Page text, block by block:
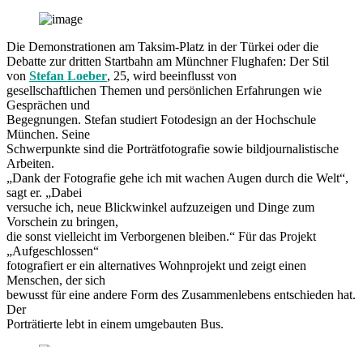
Die Demonstrationen am Taksim-Platz in der Türkei oder die
Debatte zur dritten Startbahn am Münchner Flughafen: Der Stil
von Stefan Loeber, 25, wird beeinflusst von
gesellschaftlichen Themen und persönlichen Erfahrungen wie
Gesprächen und
Begegnungen. Stefan studiert Fotodesign an der Hochschule
München. Seine
Schwerpunkte sind die Porträtfotografie sowie bildjournalistische
Arbeiten.
„Dank der Fotografie gehe ich mit wachen Augen durch die Welt“,
sagt er. „Dabei
versuche ich, neue Blickwinkel aufzuzeigen und Dinge zum
Vorschein zu bringen,
die sonst vielleicht im Verborgenen bleiben.“ Für das Projekt
„Aufgeschlossen“
fotografiert er ein alternatives Wohnprojekt und zeigt einen
Menschen, der sich
bewusst für eine andere Form des Zusammenlebens entschieden hat.
Der
Porträtierte lebt in einem umgebauten Bus.